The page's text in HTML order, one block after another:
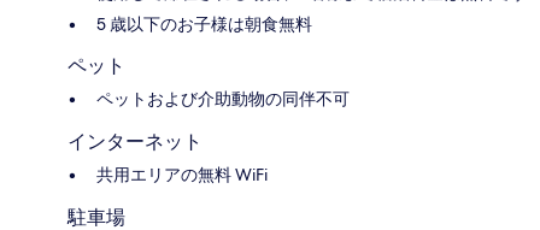
5 歳以下のお子様は朝食無料
ペット
ペットおよび介助動物の同伴不可
インターネット
共用エリアの無料 WiFi
駐車場